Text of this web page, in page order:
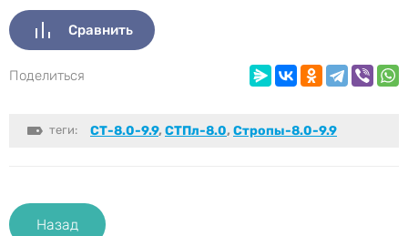
Сравнить
Поделиться
теги: СТ-8.0-9.9, СТПл-8.0, Стропы-8.0-9.9
Назад